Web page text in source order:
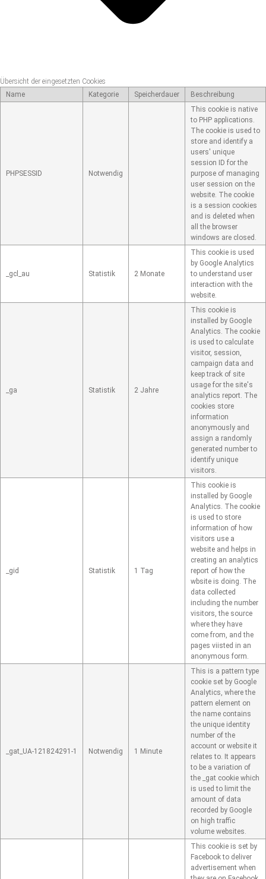
Übersicht der eingesetzten Cookies
Name
Kategorie Speicherdauer Beschreibung
PHPSESSID Notwendig
This cookie is native
to PHP applications.
The cookie is used to
store and identify a
users' unique
session ID for the
purpose of managing
user session on the
website. The cookie
is a session cookies
and is deleted when
all the browser
windows are closed.
_gcl_au Statistik 2 Monate
This cookie is used
by Google Analytics
to understand user
interaction with the
website.
_ga Statistik 2 Jahre
This cookie is
installed by Google
Analytics. The cookie
is used to calculate
visitor, session,
campaign data and
keep track of site
usage for the site's
analytics report. The
cookies store
information
anonymously and
assign a randomly
generated number to
identify unique
visitors.
_gid Statistik 1 Tag
This cookie is
installed by Google
Analytics. The cookie
is used to store
information of how
visitors use a
website and helps in
creating an analytics
report of how the
wbsite is doing. The
data collected
including the number
visitors, the source
where they have
come from, and the
pages viisted in an
anonymous form.
_gat_UA-121824291-1 Notwendig 1 Minute
This is a pattern type
cookie set by Google
Analytics, where the
pattern element on
the name contains
the unique identity
number of the
account or website it
relates to. It appears
to be a variation of
the _gat cookie which
is used to limit the
amount of data
recorded by Google
on high traffic
volume websites.
This cookie is set by
Facebook to deliver
advertisement when